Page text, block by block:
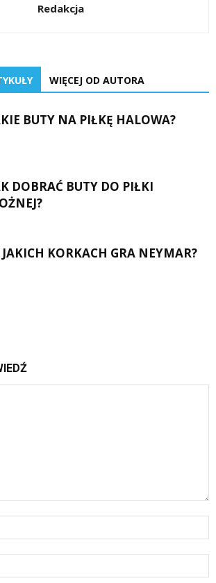
Redakcja
WIĘCEJ OD AUTORA
BUTY NA PIŁKĘ HALOWA?
DOBRAĆ BUTY DO PIŁKI
KORKACH GRA NEYMAR?